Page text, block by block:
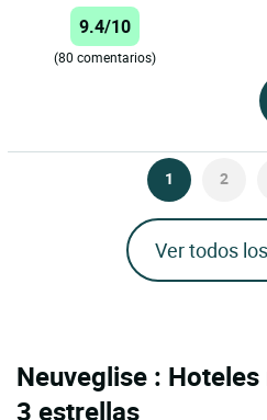
un
9.4/10
(80 comentarios)
1 2
Ver todos
Neuveglise :
3 estrellas